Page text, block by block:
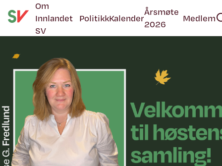
Om
Innlandet
SV
PolitikkKalender
Årsmøte
2026
Medlem